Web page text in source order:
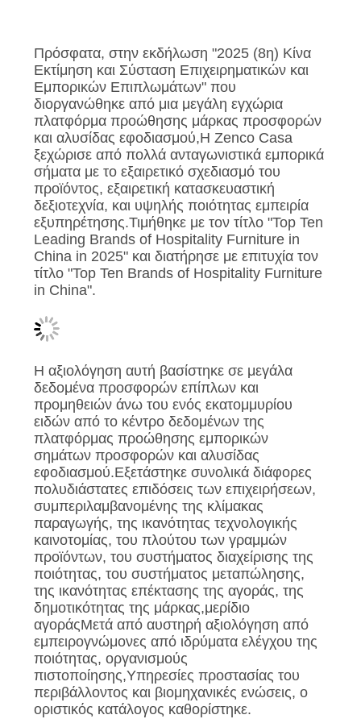
SITEMAP
ΠΟΛΙΤΙΚΉ
ΜΥΣΤΙΚΌΤΗΤΑΣ
Πρόσφατα, στην εκδήλωση "2025 (8η) Κίνα
Εκτίμηση και Σύσταση Επιχειρηματικών και
Εμπορικών Επιπλωμάτων" που
διοργανώθηκε από μια μεγάλη εγχώρια
πλατφόρμα προώθησης μάρκας προσφορών
και αλυσίδας εφοδιασμού,Η Zenco Casa
ξεχώρισε από πολλά ανταγωνιστικά εμπορικά
σήματα με το εξαιρετικό σχεδιασμό του
προϊόντος, εξαιρετική κατασκευαστική
δεξιοτεχνία, και υψηλής ποιότητας εμπειρία
εξυπηρέτησης.Τιμήθηκε με τον τίτλο "Top Ten
Leading Brands of Hospitality Furniture in
China in 2025" και διατήρησε με επιτυχία τον
τίτλο "Top Ten Brands of Hospitality Furniture
in China".
Η αξιολόγηση αυτή βασίστηκε σε μεγάλα
δεδομένα προσφορών επίπλων και
προμηθειών άνω του ενός εκατομμυρίου
ειδών από το κέντρο δεδομένων της
πλατφόρμας προώθησης εμπορικών
σημάτων προσφορών και αλυσίδας
εφοδιασμού.Εξετάστηκε συνολικά διάφορες
πολυδιάστατες επιδόσεις των επιχειρήσεων,
συμπεριλαμβανομένης της κλίμακας
παραγωγής, της ικανότητας τεχνολογικής
καινοτομίας, του πλούτου των γραμμών
προϊόντων, του συστήματος διαχείρισης της
ποιότητας, του συστήματος μεταπώλησης,
της ικανότητας επέκτασης της αγοράς, της
δημοτικότητας της μάρκας,μερίδιο
αγοράςΜετά από αυστηρή αξιολόγηση από
εμπειρογνώμονες από ιδρύματα ελέγχου της
ποιότητας, οργανισμούς
πιστοποίησης,Υπηρεσίες προστασίας του
περιβάλλοντος και βιομηχανικές ενώσεις, ο
οριστικός κατάλογος καθορίστηκε.